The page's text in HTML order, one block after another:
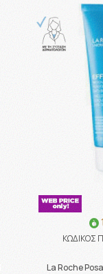
ΚΩΔΙΚΟΣ
La Roche